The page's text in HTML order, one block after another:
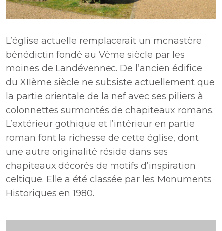
L’église actuelle remplacerait un monastère
bénédictin fondé au Vème siècle par les
moines de Landévennec. De l’ancien édifice
du XIIème siècle ne subsiste actuellement que
la partie orientale de la nef avec ses piliers à
colonnettes surmontés de chapiteaux romans.
L’extérieur gothique et l’intérieur en partie
roman font la richesse de cette église, dont
une autre originalité réside dans ses
chapiteaux décorés de motifs d’inspiration
celtique. Elle a été classée par les Monuments
Historiques en 1980.